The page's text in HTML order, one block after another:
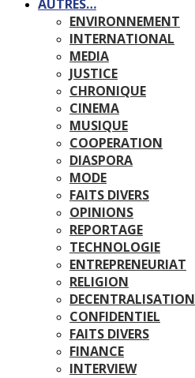
AUTRES…
ENVIRONNEMENT
INTERNATIONAL
MEDIA
JUSTICE
CHRONIQUE
CINEMA
MUSIQUE
COOPERATION
DIASPORA
MODE
FAITS DIVERS
OPINIONS
REPORTAGE
TECHNOLOGIE
ENTREPRENEURIAT
RELIGION
DECENTRALISATION
CONFIDENTIEL
FAITS DIVERS
FINANCE
INTERVIEW